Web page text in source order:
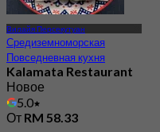
Вилайя Персекутуан
Средиземноморская
Повседневная кухня
Kalamata Restaurant
Новое
5.0
От RM 58.33